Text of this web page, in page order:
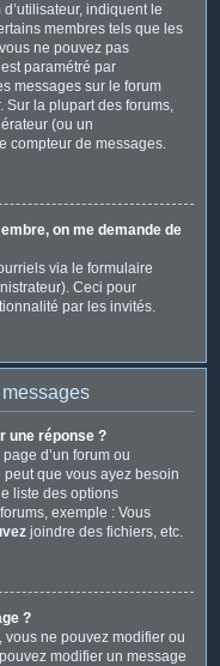
indiquent le
membres tels que les
ne pouvez pas
paramétré par
messages sur le forum
Sur la plupart des forums,
(ou un
compteur de messages.
on me demande de
via le formulaire
Ceci pour
par les invités.
une réponse ?
d’un forum ou
que vous ayez besoin
liste des options
exemple : Vous
joindre des fichiers, etc.
?
vous ne pouvez modifier ou
modifier un message